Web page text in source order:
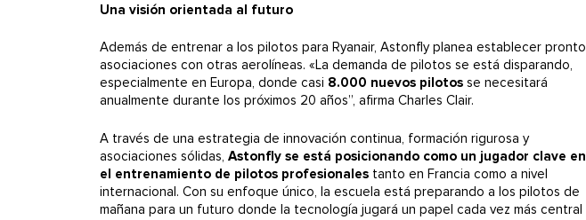
Una visión orientada al futuro
Además de entrenar a los pilotos para Ryanair, Astonfly planea establecer pronto
asociaciones con otras aerolíneas. «La demanda de pilotos se está disparando,
especialmente en Europa, donde casi 8.000 nuevos pilotos se necesitará
anualmente durante los próximos 20 años”, afirma Charles Clair.
A través de una estrategia de innovación continua, formación rigurosa y
asociaciones sólidas, Astonfly se está posicionando como un jugador clave en
el entrenamiento de pilotos profesionales tanto en Francia como a nivel
internacional. Con su enfoque único, la escuela está preparando a los pilotos de
mañana para un futuro donde la tecnología jugará un papel cada vez más central